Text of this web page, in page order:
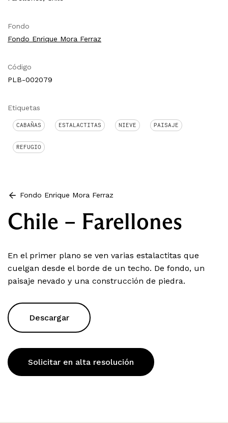
Fondo
Fondo Enrique Mora Ferraz
Código
PLB-002079
Etiquetas
CABAÑAS ESTALACTITAS NIEVE PAISAJE
REFUGIO
Fondo Enrique Mora Ferraz
Chile – Farellones
En el primer plano se ven varias estalactitas que
cuelgan desde el borde de un techo. De fondo, un
paisaje nevado y una construcción de piedra.
Descargar
Solicitar en alta resolución